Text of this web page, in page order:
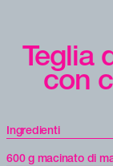
Teglia
con
Ingredienti
600 g macinato di